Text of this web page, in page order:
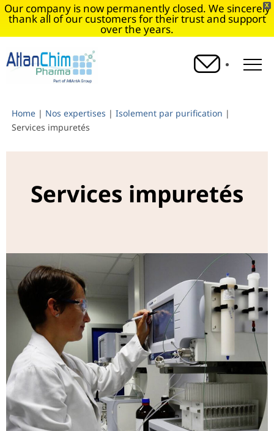
X
Our company is now permanently closed. We sincerely
thank all of our customers for their trust and support
over the years.
O
Home| Nos expertises | Isolement par purification |
Services impuretés
Services impuretés